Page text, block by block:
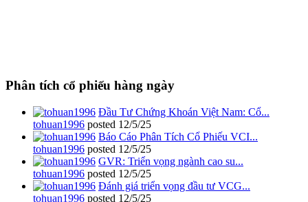
Phân tích cổ phiếu hàng ngày
Đầu Tư Chứng Khoán Việt Nam: Cổ...
tohuan1996 posted 12/5/25
Báo Cáo Phân Tích Cổ Phiếu VCI...
tohuan1996 posted 12/5/25
GVR: Triển vọng ngành cao su...
tohuan1996 posted 12/5/25
Đánh giá triển vọng đầu tư VCG...
tohuan1996 posted 12/5/25